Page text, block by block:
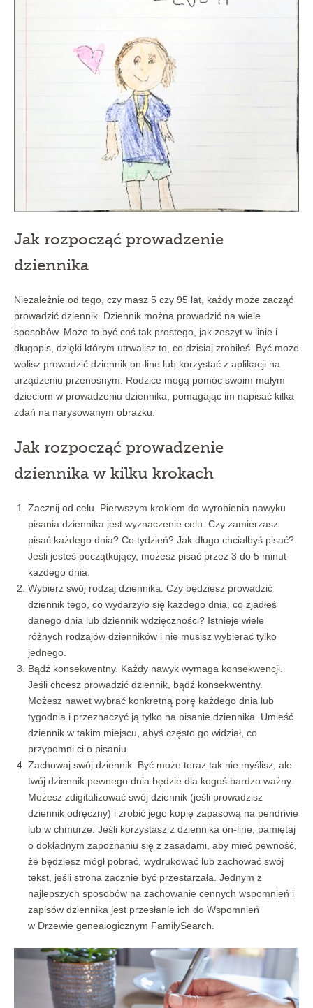
Jak rozpocząć prowadzenie
dziennika
Niezależnie od tego, czy masz 5 czy 95 lat, każdy może zacząć
prowadzić dziennik. Dziennik można prowadzić na wiele
sposobów. Może to być coś tak prostego, jak zeszyt w linie i
długopis, dzięki którym utrwalisz to, co dzisiaj zrobiłeś. Być może
wolisz prowadzić dziennik on-line lub korzystać z aplikacji na
urządzeniu przenośnym. Rodzice mogą pomóc swoim małym
dzieciom w prowadzeniu dziennika, pomagając im napisać kilka
zdań na narysowanym obrazku.
Jak rozpocząć prowadzenie
dziennika w kilku krokach
Zacznij od celu. Pierwszym krokiem do wyrobienia nawyku
pisania dziennika jest wyznaczenie celu. Czy zamierzasz
pisać każdego dnia? Co tydzień? Jak długo chciałbyś pisać?
Jeśli jesteś początkujący, możesz pisać przez 3 do 5 minut
każdego dnia.
Wybierz swój rodzaj dziennika. Czy będziesz prowadzić
dziennik tego, co wydarzyło się każdego dnia, co zjadłeś
danego dnia lub dziennik wdzięczności? Istnieje wiele
różnych rodzajów dzienników i nie musisz wybierać tylko
jednego.
Bądź konsekwentny. Każdy nawyk wymaga konsekwencji.
Jeśli chcesz prowadzić dziennik, bądź konsekwentny.
Możesz nawet wybrać konkretną porę każdego dnia lub
tygodnia i przeznaczyć ją tylko na pisanie dziennika. Umieść
dziennik w takim miejscu, abyś często go widział, co
przypomni ci o pisaniu.
Zachowaj swój dziennik. Być może teraz tak nie myślisz, ale
twój dziennik pewnego dnia będzie dla kogoś bardzo ważny.
Możesz zdigitalizować swój dziennik (jeśli prowadzisz
dziennik odręczny) i zrobić jego kopię zapasową na pendrivie
lub w chmurze. Jeśli korzystasz z dziennika on-line, pamiętaj
o dokładnym zapoznaniu się z zasadami, aby mieć pewność,
że będziesz mógł pobrać, wydrukować lub zachować swój
tekst, jeśli strona zacznie być przestarzała. Jednym z
najlepszych sposobów na zachowanie cennych wspomnień i
zapisów dziennika jest przesłanie ich do Wspomnień
w Drzewie genealogicznym FamilySearch.